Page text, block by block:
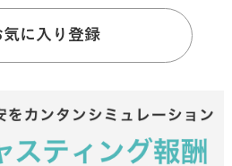
気に入り登録